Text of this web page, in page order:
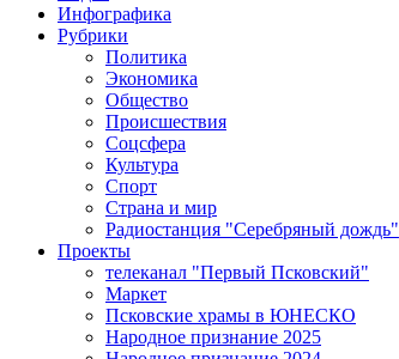
Инфографика
Рубрики
Политика
Экономика
Общество
Происшествия
Соцсфера
Культура
Спорт
Страна и мир
Радиостанция "Серебряный дождь"
Проекты
телеканал "Первый Псковский"
Маркет
Псковские храмы в ЮНЕСКО
Народное признание 2025